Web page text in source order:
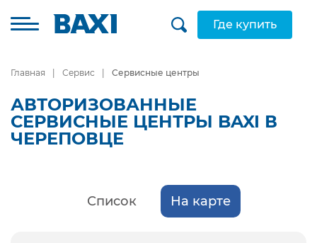
Где купить
Главная Сервис Сервисные центры
АВТОРИЗОВАННЫЕ
СЕРВИСНЫЕ ЦЕНТРЫ BAXI В
ЧЕРЕПОВЦЕ
Список На карте